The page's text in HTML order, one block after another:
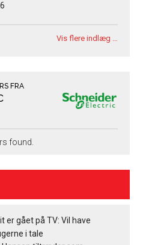
Vis flere indlæg …
FRA
found.
er gået på TV: Vil have
i tale